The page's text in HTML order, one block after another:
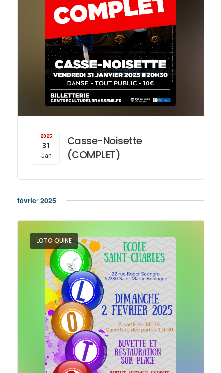
2025
31
Jan
Casse-Noisette
(COMPLET)
février 2025
LOTO QUINE